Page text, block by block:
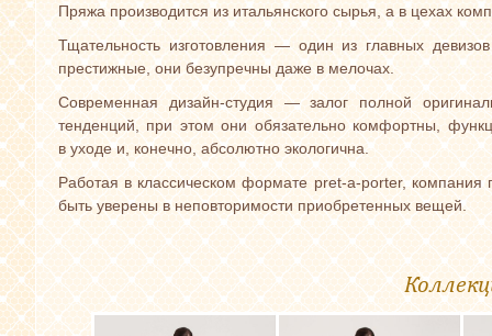
Пряжа производится из итальянского сырья, а в цехах
Тщательность изготовления — один из главных
престижные, они безупречны даже в мелочах.
Современная дизайн-студия — залог полной
тенденций, при этом они обязательно комфортны,
в уходе и, конечно, абсолютно экологична.
Работая в классическом формате pret-a-porter, компания
быть уверены в неповторимости приобретенных вещей.